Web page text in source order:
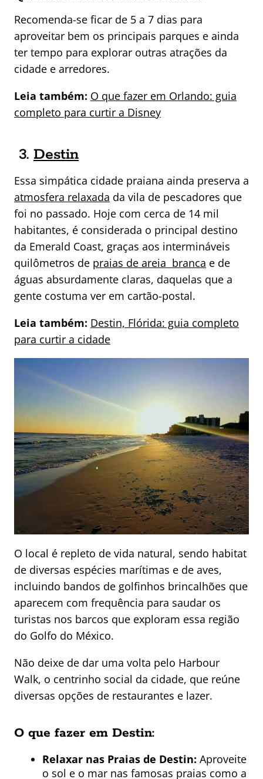
Recomenda-se ficar de 5 a 7 dias para
aproveitar bem os principais parques e ainda
ter tempo para explorar outras atrações da
cidade e arredores.
Leia também: O que fazer em Orlando: guia
completo para curtir a Disney
3. Destin
Essa simpática cidade praiana ainda preserva a
atmosfera relaxada da vila de pescadores que
foi no passado. Hoje com cerca de 14 mil
habitantes, é considerada o principal destino
da Emerald Coast, graças aos intermináveis
quilômetros de praias de areia branca e de
águas absurdamente claras, daquelas que a
gente costuma ver em cartão-postal.
Leia também: Destin, Flórida: guia completo
para curtir a cidade
O local é repleto de vida natural, sendo habitat
de diversas espécies marítimas e de aves,
incluindo bandos de golfinhos brincalhões que
aparecem com frequência para saudar os
turistas nos barcos que exploram essa região
do Golfo do México.
Não deixe de dar uma volta pelo Harbour
Walk, o centrinho social da cidade, que reúne
diversas opções de restaurantes e lazer.
O que fazer em Destin:
Relaxar nas Praias de Destin: Aproveite
o sol e o mar nas famosas praias como a